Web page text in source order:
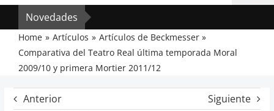
Inicio
Actual
Artículos
Previos de ópera
Novedades
Home Artículos
Artículos de Beckmesser
Comparativa del Teatro Real última temporada Moral
2009/10 y primera Mortier 2011/12
Anterior Siguiente